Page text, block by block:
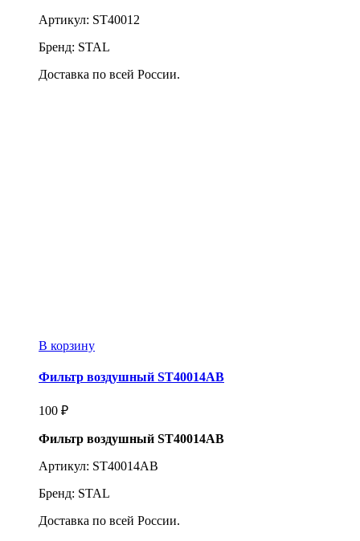
Артикул: ST40012
Бренд: STAL
Доставка по всей России.
В корзину
Фильтр воздушный ST40014AB
100 ₽
Фильтр воздушный ST40014AB
Артикул: ST40014AB
Бренд: STAL
Доставка по всей России.